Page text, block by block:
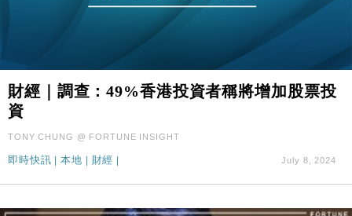
財經｜調查：49%香港投資者稱將增加股票投
資
TONY CHUNG @ FORTUNE INSIGHT
即時快訊 |本地 財經 July 8, 2024